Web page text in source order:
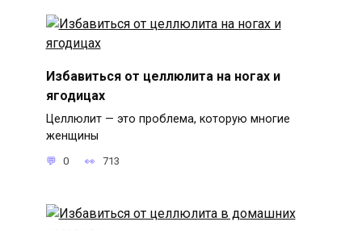
Избавиться от целлюлита на ногах и
ягодицах
Целлюлит — это проблема, которую многие
женщины
0 713